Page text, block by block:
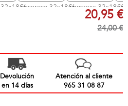
20,95 €
24,00 €
Devolución
en 14 días
Atención al cliente
965 31 08 87